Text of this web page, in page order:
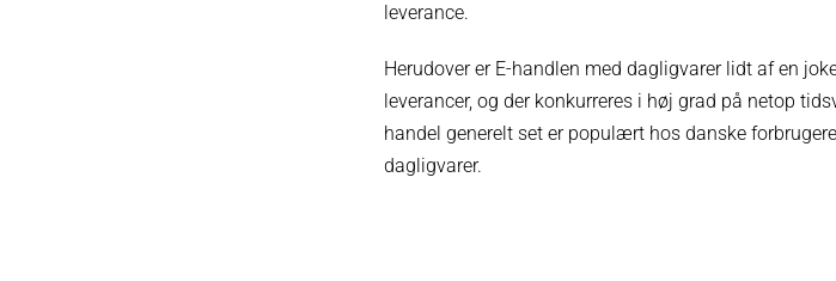
leverance.
Herudover er E-handlen med dagligvarer lidt af en
leverancer, og der konkurreres i høj grad på netop
handel generelt set er populært hos danske
dagligvarer.